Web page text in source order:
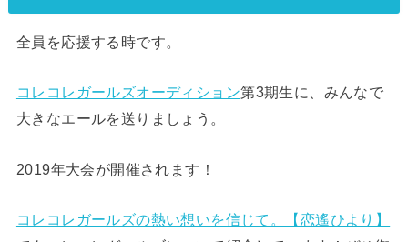
全員を応援する時です。
コレコレガールズオーディション第3期生に、みんなで
大きなエールを送りましょう。
2019年大会が開催されます！
コレコレガールズの熱い想いを信じて。【恋遙ひより】